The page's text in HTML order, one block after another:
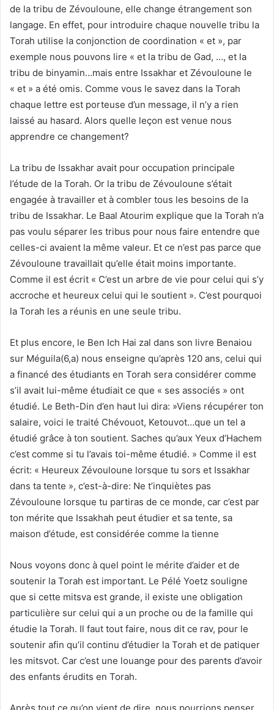
de la tribu de Zévouloune, elle change étrangement son
langage. En effet, pour introduire chaque nouvelle tribu la
Torah utilise la conjonction de coordination « et », par
exemple nous pouvons lire « et la tribu de Gad, …, et la
tribu de binyamin…mais entre Issakhar et Zévouloune le
« et » a été omis. Comme vous le savez dans la Torah
chaque lettre est porteuse d’un message, il n’y a rien
laissé au hasard. Alors quelle leçon est venue nous
apprendre ce changement?
La tribu de Issakhar avait pour occupation principale
l’étude de la Torah. Or la tribu de Zévouloune s’était
engagée à travailler et à combler tous les besoins de la
tribu de Issakhar. Le Baal Atourim explique que la Torah n’a
pas voulu séparer les tribus pour nous faire entendre que
celles-ci avaient la même valeur. Et ce n’est pas parce que
Zévouloune travaillait qu’elle était moins importante.
Comme il est écrit « C’est un arbre de vie pour celui qui s’y
accroche et heureux celui qui le soutient ». C’est pourquoi
la Torah les a réunis en une seule tribu.
Et plus encore, le Ben Ich Hai zal dans son livre Benaiou
sur Méguila(6,a) nous enseigne qu’après 120 ans, celui qui
a financé des étudiants en Torah sera considérer comme
s’il avait lui-même étudiait ce que « ses associés » ont
étudié. Le Beth-Din d’en haut lui dira: »Viens récupérer ton
salaire, voici le traité Chévouot, Ketouvot…que un tel a
étudié grâce à ton soutient. Saches qu’aux Yeux d’Hachem
c’est comme si tu l’avais toi-même étudié. » Comme il est
écrit: « Heureux Zévouloune lorsque tu sors et Issakhar
dans ta tente », c’est-à-dire: Ne t’inquiètes pas
Zévouloune lorsque tu partiras de ce monde, car c’est par
ton mérite que Issakhah peut étudier et sa tente, sa
maison d’étude, est considérée comme la tienne
Nous voyons donc à quel point le mérite d’aider et de
soutenir la Torah est important. Le Pélé Yoetz souligne
que si cette mitsva est grande, il existe une obligation
particulière sur celui qui a un proche ou de la famille qui
étudie la Torah. Il faut tout faire, nous dit ce rav, pour le
soutenir afin qu’il continu d’étudier la Torah et de patiquer
les mitsvot. Car c’est une louange pour des parents d’avoir
des enfants érudits en Torah.